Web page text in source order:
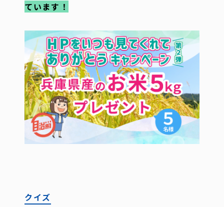
ています！
クイズ